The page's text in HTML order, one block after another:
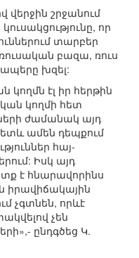
վերջին շրջանում
որ
տարբեր
բազա, ռուս
խզել:
էլ իր հերթին
կողմի հետ
ժամանակ այդ
ամեն դեպքում
հայ-
Իսկ այդ
է հնարավորինս
իրավիճակային
չգտնեն, որևէ
չեն
ընդգծեց Կ.